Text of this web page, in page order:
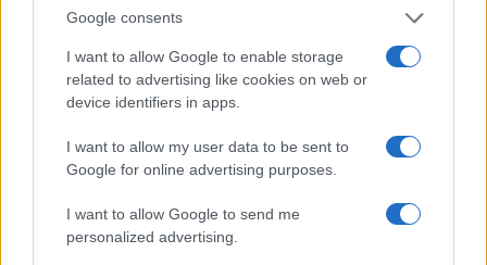
Google consents
I want to allow Google to enable storage
related to advertising like cookies on web or
device identifiers in apps.
I want to allow my user data to be sent to
Google for online advertising purposes.
I want to allow Google to send me
personalized advertising.
Paolo Pinna
Martina Agostina Diturco